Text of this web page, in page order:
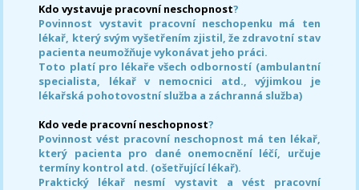
Kdo vystavuje pracovní neschopnost?
Povinnost vystavit pracovní neschopenku má ten
lékař, který svým vyšetřením zjistil, že zdravotní stav
pacienta neumožňuje vykonávat jeho práci.
Toto platí pro lékaře všech odborností (ambulantní
specialista, lékař v nemocnici atd., výjimkou je
lékařská pohotovostní služba a záchranná služba)
Kdo vede pracovní neschopnost?
Povinnost vést pracovní neschopnost má ten lékař,
který pacienta pro dané onemocnění léčí, určuje
termíny kontrol atd. (ošetřující lékař).
Praktický lékař nesmí vystavit a vést pracovní